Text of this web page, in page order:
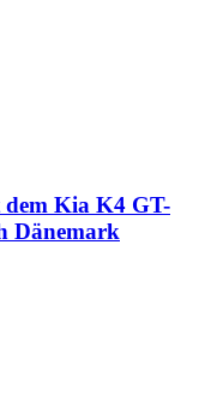
dem Kia K4 GT-
Dänemark